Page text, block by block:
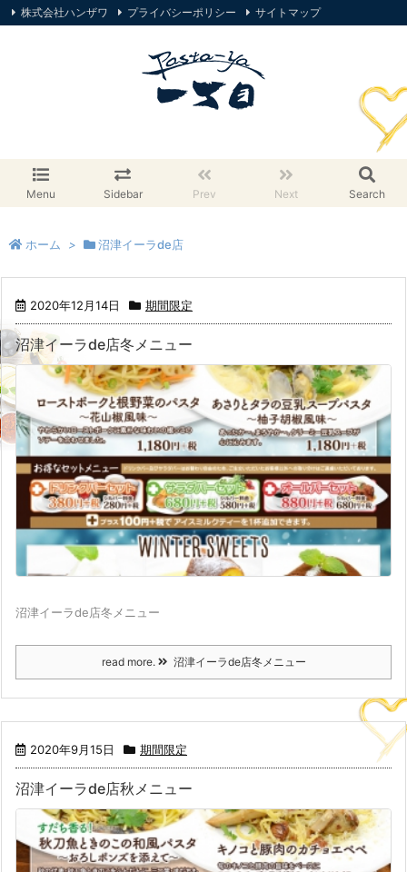
Menu Sidebar Prev Next Search
株式会社ハンザワ プライバシーポリシー
サイトマップ
ホーム > 沼津イーラde店
2020年12月14日 期間限定
沼津イーラde店冬メニュー
沼津イーラde店冬メニュー
read more. 沼津イーラde店冬メニュー
2020年9月15日 期間限定
沼津イーラde店秋メニュー